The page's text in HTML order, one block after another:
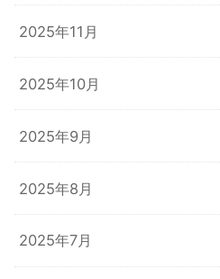
2025年11月
2025年10月
2025年9月
2025年8月
2025年7月